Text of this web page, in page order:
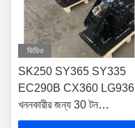
ভিডিও
SK250 SY365 SY335
EC290B CX360 LG936
খননকারীর জন্য 30 টন
হাইড্রোলিক কম্প্যাক্টর